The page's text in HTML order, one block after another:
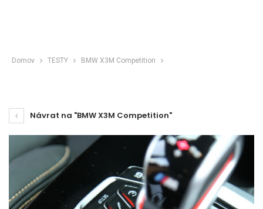
Domov TESTY BMW X3M Competition
Návrat na "BMW X3M Competition"